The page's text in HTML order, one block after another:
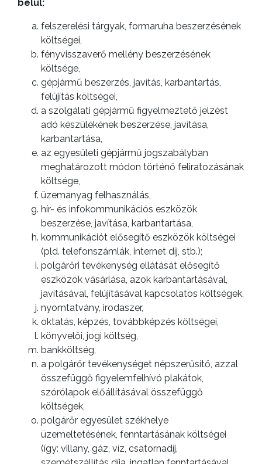
FEJLESZTÉSEK
KÖRNYEZETVÉDELEM
TELEPÜLÉSRENDEZÉS
STRATÉGIÁK
KONCEPCIÓK
BEJELENTŐ
belül:
felszerelési tárgyak, formaruha beszerzésének
költségei,
fényvisszaverő mellény beszerzésének
költsége,
gépjármű beszerzés, javítás, karbantartás,
felújítás költségei,
a szolgálati gépjármű figyelmeztető jelzést
adó készülékének beszerzése, javítása,
karbantartása,
az egyesületi gépjármű jogszabályban
meghatározott módon történő feliratozásának
költsége,
üzemanyag felhasználás,
hír- és infokommunikációs eszközök
beszerzése, javítása, karbantartása,
kommunikációt elősegítő eszközök költségei
(pld. telefonszámlák, internet díj, stb.);
polgárőri tevékenység ellátását elősegítő
eszközök vásárlása, azok karbantartásával,
javításával, felújításával kapcsolatos költségek,
nyomtatvány, irodaszer,
oktatás, képzés, továbbképzés költségei,
könyvelői, jogi költség,
bankköltség,
a polgárőr tevékenységet népszerűsítő, azzal
összefüggő figyelemfelhívó plakátok,
szórólapok előállításával összefüggő
költségek,
polgárőr egyesület székhelye
üzemeltetésének, fenntartásának költségei
(így: villany, gáz, víz, csatornadíj,